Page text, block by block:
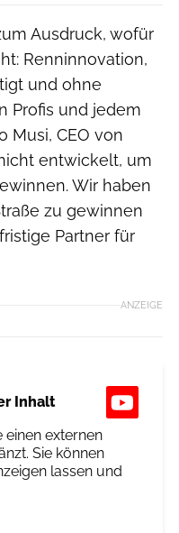
Ausdruck, wofür
Renninnovation,
und ohne
Profis und jedem
Musi, CEO von
entwickelt, um
Wir haben
zu gewinnen
Partner für
ANZEIGE
Inhalt
einen externen
Sie können
lassen und